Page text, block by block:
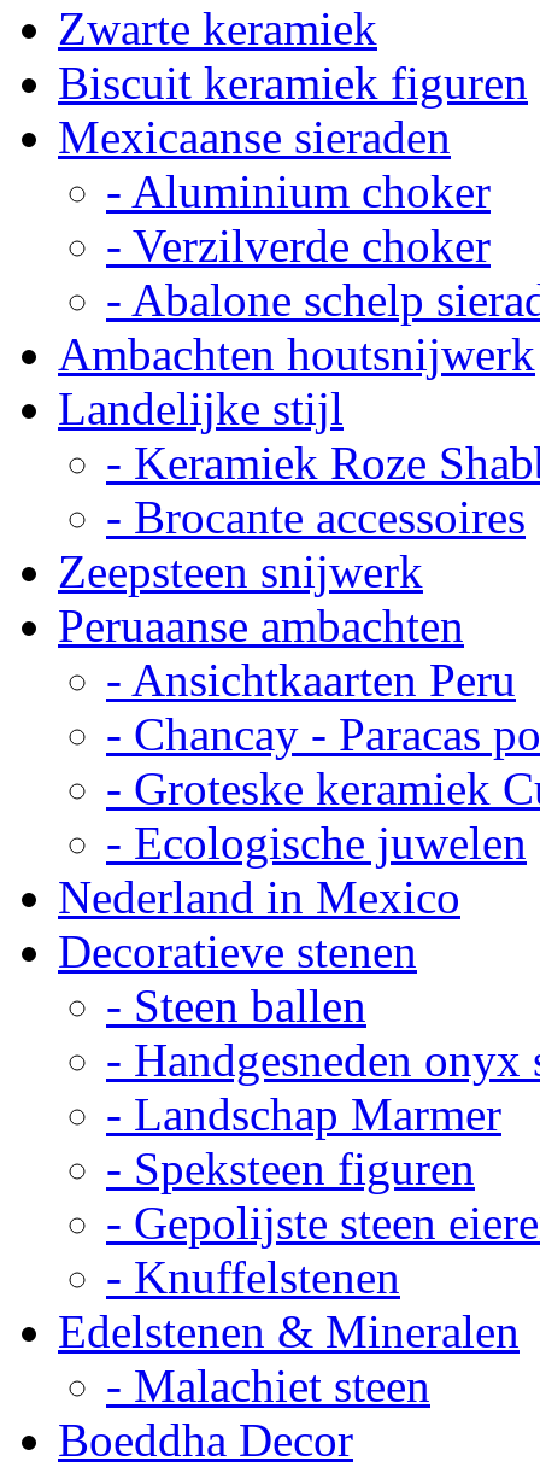
Zwarte keramiek
Biscuit keramiek figuren
Mexicaanse sieraden
- Aluminium choker
- Verzilverde choker
- Abalone schelp
Ambachten houtsnijwerk
Landelijke stijl
- Keramiek Roze
- Brocante accessoires
Zeepsteen snijwerk
Peruaanse ambachten
- Ansichtkaarten Peru
- Chancay - Paracas
- Groteske keramiek
- Ecologische juwelen
Nederland in Mexico
Decoratieve stenen
- Steen ballen
- Handgesneden onyx
- Landschap Marmer
- Speksteen figuren
- Gepolijste steen
- Knuffelstenen
Edelstenen & Mineralen
- Malachiet steen
Boeddha Decor